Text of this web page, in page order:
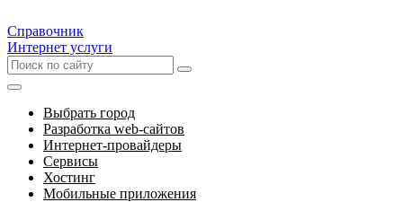
Справочник
Интернет услуги
Выбрать город
Разработка web-сайтов
Интернет-провайдеры
Сервисы
Хостинг
Мобильные приложения